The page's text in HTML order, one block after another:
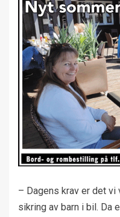
– Dagens krav er det
sikring av barn i bil. Da